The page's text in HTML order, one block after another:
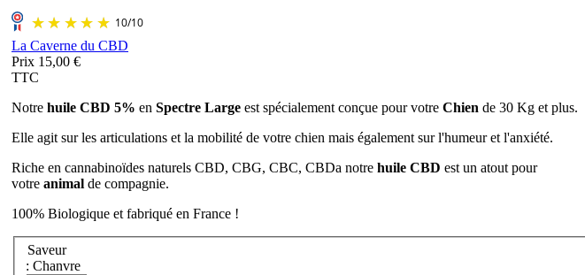
La Caverne du CBD
Prix 15,00 €
TTC
Notre huile CBD 5% en Spectre Large est spécialement conçue pour votre Chien de 30 Kg et plus.
Elle agit sur les articulations et la mobilité de votre chien mais également sur l'humeur et l'anxiété.
Riche en cannabinoïdes naturels CBD, CBG, CBC, CBDa notre huile CBD est un atout pour
votre animal de compagnie.
100% Biologique et fabriqué en France !
Saveur
: Chanvre